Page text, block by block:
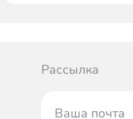
Рассылка
Ваша почта